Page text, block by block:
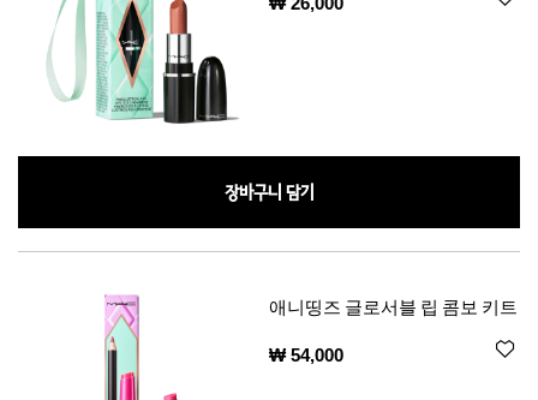
장바구니 담기
애니띵즈 글로서블 립 콤보 키트
₩ 54,000